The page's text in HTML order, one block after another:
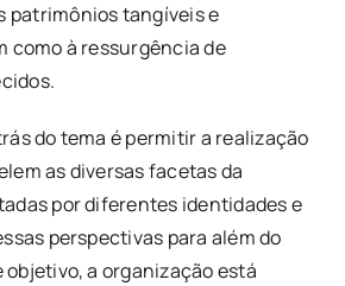
patrimônios tangíveis e
como à ressurgência de
do tema é permitir a realização
as diversas facetas da
por diferentes identidades e
perspectivas para além do
objetivo, a organização está